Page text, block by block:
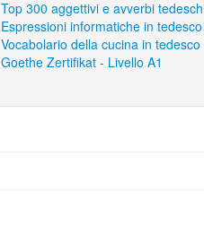
Top 300 aggettivi e avverbi
Espressioni informatiche in tedesco
Vocabolario della cucina in tedesco
Goethe Zertifikat - Livello A1